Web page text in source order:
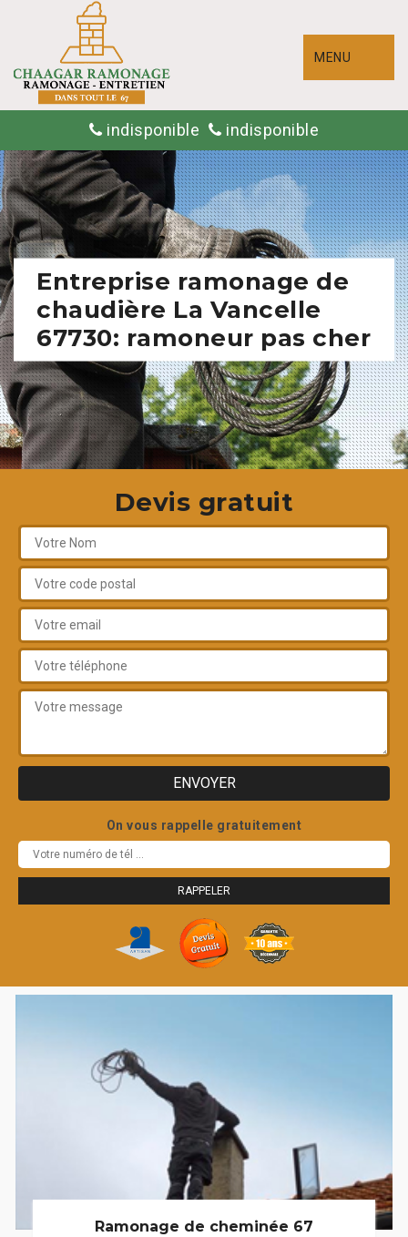
MENU
indisponible indisponible
Entreprise ramonage de
chaudière La Vancelle
67730: ramoneur pas cher
Devis gratuit
On vous rappelle gratuitement
Ramonage de cheminée 67